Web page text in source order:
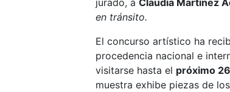
jurado, a Claudia Martínez
en tránsito.
El concurso artístico ha
procedencia nacional e
visitarse hasta el próximo
muestra exhibe piezas de